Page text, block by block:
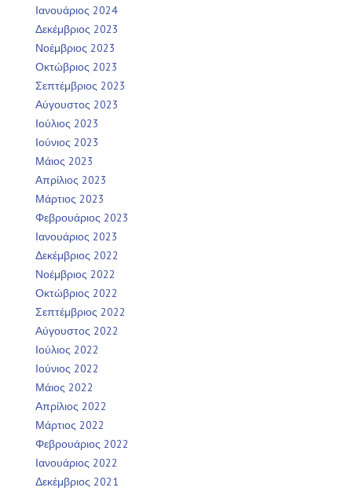
Ιανουάριος 2024
Δεκέμβριος 2023
Νοέμβριος 2023
Οκτώβριος 2023
Σεπτέμβριος 2023
Αύγουστος 2023
Ιούλιος 2023
Ιούνιος 2023
Μάιος 2023
Απρίλιος 2023
Μάρτιος 2023
Φεβρουάριος 2023
Ιανουάριος 2023
Δεκέμβριος 2022
Νοέμβριος 2022
Οκτώβριος 2022
Σεπτέμβριος 2022
Αύγουστος 2022
Ιούλιος 2022
Ιούνιος 2022
Μάιος 2022
Απρίλιος 2022
Μάρτιος 2022
Φεβρουάριος 2022
Ιανουάριος 2022
Δεκέμβριος 2021